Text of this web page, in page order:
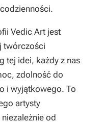
Vedic Art jest
twórczości
tej idei, każdy z nas
zdolność do
i wyjątkowego. To
artysty
od